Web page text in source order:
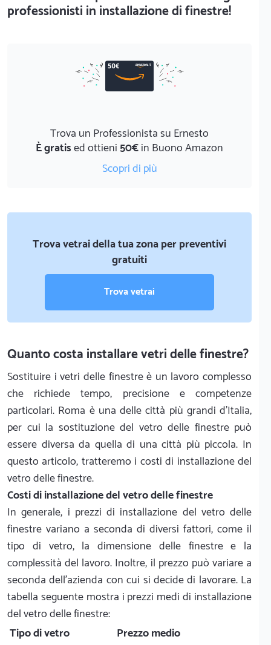
professionisti in installazione di finestre!
Trova un Professionista su Ernesto
È gratised ottieni50€in Buono Amazon
Scopri di più
Trova vetrai della tua zona per preventivi
gratuiti
Trova vetrai
Quanto costa installare vetri delle finestre?
Sostituire i vetri delle finestre è un lavoro complesso
che richiede tempo, precisione e competenze
particolari. Roma è una delle città più grandi d'Italia,
per cui la sostituzione del vetro delle finestre può
essere diversa da quella di una città più piccola. In
questo articolo, tratteremo i costi di installazione del
vetro delle finestre.
Costi di installazione del vetro delle finestre
In generale, i prezzi di installazione del vetro delle
finestre variano a seconda di diversi fattori, come il
tipo di vetro, la dimensione delle finestre e la
complessità del lavoro. Inoltre, il prezzo può variare a
seconda dell'azienda con cui si decide di lavorare. La
tabella seguente mostra i prezzi medi di installazione
del vetro delle finestre:
Tipo di vetro
Prezzo medio